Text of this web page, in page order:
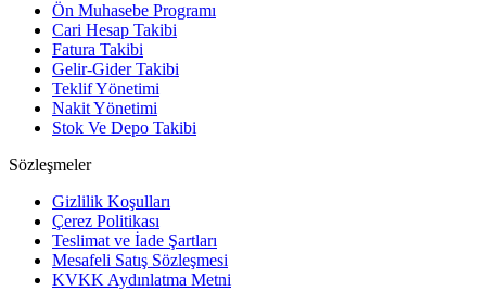
Ön Muhasebe Programı
Cari Hesap Takibi
Fatura Takibi
Gelir-Gider Takibi
Teklif Yönetimi
Nakit Yönetimi
Stok Ve Depo Takibi
Sözleşmeler
Gizlilik Koşulları
Çerez Politikası
Teslimat ve İade Şartları
Mesafeli Satış Sözleşmesi
KVKK Aydınlatma Metni